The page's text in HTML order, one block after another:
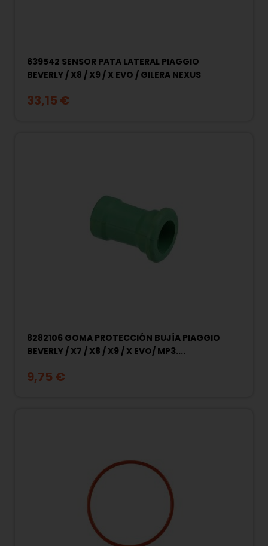
639542 SENSOR PATA LATERAL PIAGGIO
BEVERLY / X8 / X9 / X EVO / GILERA NEXUS
33,15 €
8282106 GOMA PROTECCIÓN BUJÍA PIAGGIO
BEVERLY / X7 / X8 / X9 / X EVO/ MP3....
9,75 €